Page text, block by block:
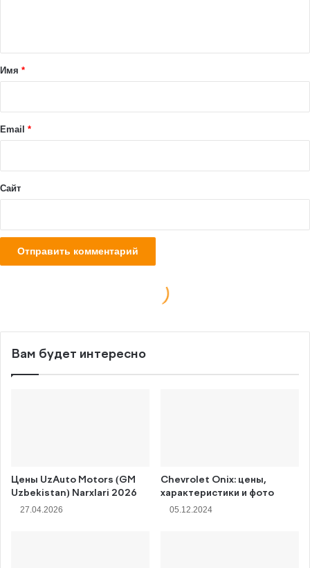
Вам будет интересно
Цены UzAuto Motors (GM
Uzbekistan) Narxlari 2026
27.04.2026
Chevrolet Onix: цены,
характеристики и фото
05.12.2024